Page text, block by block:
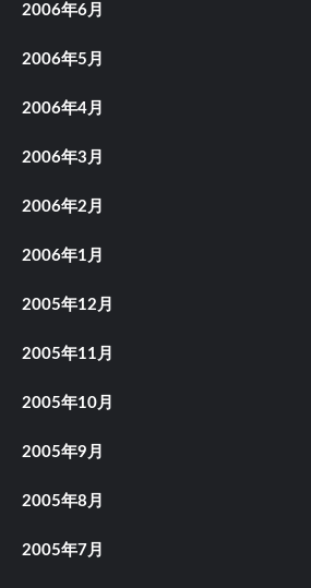
2006年6月
2006年5月
2006年4月
2006年3月
2006年2月
2006年1月
2005年12月
2005年11月
2005年10月
2005年9月
2005年8月
2005年7月